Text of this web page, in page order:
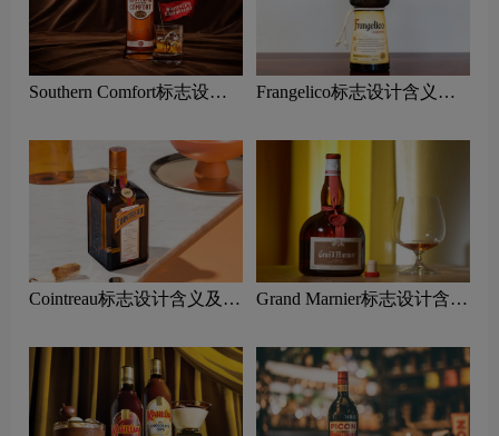
Southern Comfort标志设计
Frangelico标志设计含义及
Cointreau标志设计含义及利
Grand Marnier标志设计含义